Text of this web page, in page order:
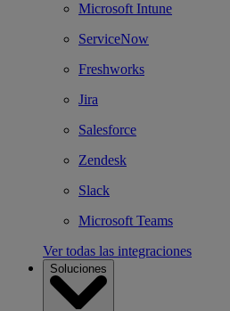
Microsoft Intune
ServiceNow
Freshworks
Jira
Salesforce
Zendesk
Slack
Microsoft Teams
Ver todas las integraciones
Soluciones